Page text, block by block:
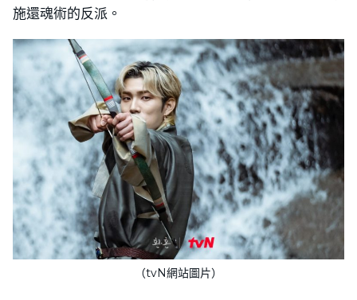
施還魂術的反派。
（tvN網站圖片）